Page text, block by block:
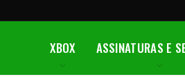
XBOX ASSINATURAS E